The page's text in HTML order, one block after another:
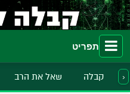
תפריט
קבלה שאל את הרב ›